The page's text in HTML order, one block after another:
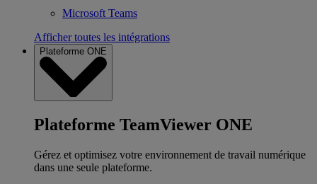
Microsoft Teams
Afficher toutes les intégrations
Plateforme ONE
Plateforme TeamViewer ONE
Gérez et optimisez votre environnement de travail numérique
dans une seule plateforme.